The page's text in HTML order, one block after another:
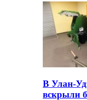
В Улан-
вскрыли